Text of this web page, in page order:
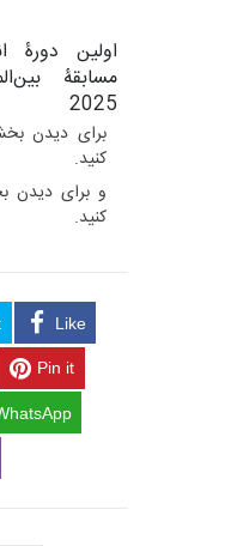
اولین دورۀ
مسابقۀ
2025
برای دیدن
کنید.
و برای دیدن
کنید.
Like
Pin it